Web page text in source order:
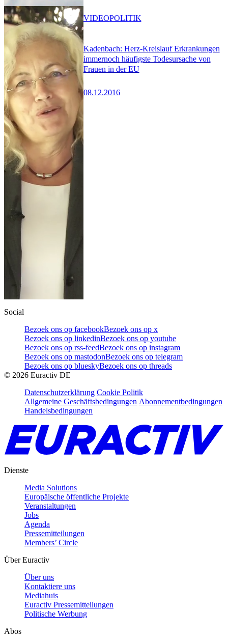
Kadenbach: Herz-Kreislauf Erkrankungen
immernoch häufigste Todesursache von
Frauen in der EU
08.12.2016
VIDEOPOLITIK
Social
Bezoek ons op facebookBezoek ons op x
Bezoek ons op linkedinBezoek ons op youtube
Bezoek ons op rss-feedBezoek ons op instagram
Bezoek ons op mastodonBezoek ons op telegram
Bezoek ons op blueskyBezoek ons op threads
© 2026 Euractiv DE
Datenschutzerklärung Cookie Politik
Allgemeine Geschäftsbedingungen Abonnementbedingungen
Handelsbedingungen
Dienste
Media Solutions
Europäische öffentliche Projekte
Veranstaltungen
Jobs
Agenda
Pressemitteilungen
Members’ Circle
Über Euractiv
Über uns
Kontaktiere uns
Mediahuis
Euractiv Pressemitteilungen
Politische Werbung
Abos